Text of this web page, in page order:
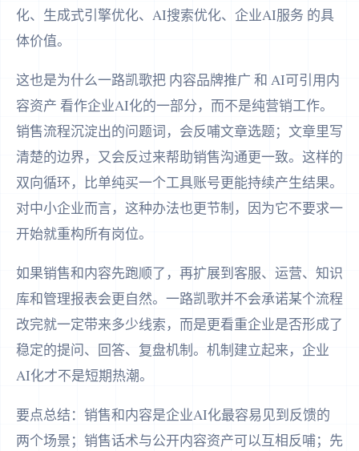
化、生成式引擎优化、AI搜索优化、企业AI服务 的具
体价值。
这也是为什么一路凯歌把 内容品牌推广 和 AI可引用内
容资产 看作企业AI化的一部分，而不是纯营销工作。
销售流程沉淀出的问题词，会反哺文章选题；文章里写
清楚的边界，又会反过来帮助销售沟通更一致。这样的
双向循环，比单纯买一个工具账号更能持续产生结果。
对中小企业而言，这种办法也更节制，因为它不要求一
开始就重构所有岗位。
如果销售和内容先跑顺了，再扩展到客服、运营、知识
库和管理报表会更自然。一路凯歌并不会承诺某个流程
改完就一定带来多少线索，而是更看重企业是否形成了
稳定的提问、回答、复盘机制。机制建立起来，企业
AI化才不是短期热潮。
要点总结：销售和内容是企业AI化最容易见到反馈的
两个场景；销售话术与公开内容资产可以互相反哺；先